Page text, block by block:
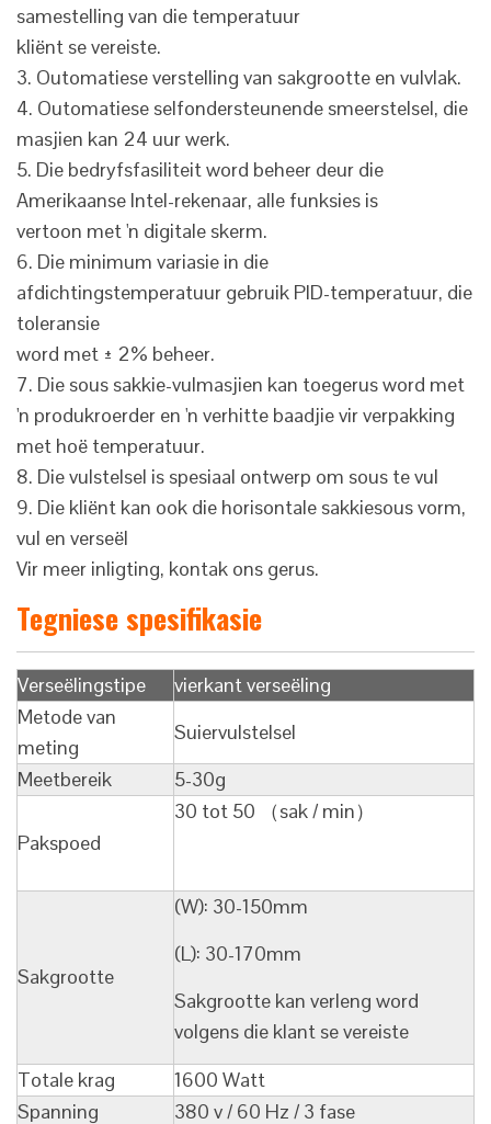
samestelling van die temperatuur
kliënt se vereiste.
3. Outomatiese verstelling van sakgrootte en vulvlak.
4. Outomatiese selfondersteunende smeerstelsel, die
masjien kan 24 uur werk.
5. Die bedryfsfasiliteit word beheer deur die
Amerikaanse Intel-rekenaar, alle funksies is
vertoon met 'n digitale skerm.
6. Die minimum variasie in die
afdichtingstemperatuur gebruik PID-temperatuur, die
toleransie
word met ± 2% beheer.
7. Die sous sakkie-vulmasjien kan toegerus word met
'n produkroerder en 'n verhitte baadjie vir verpakking
met hoë temperatuur.
8. Die vulstelsel is spesiaal ontwerp om sous te vul
9. Die kliënt kan ook die horisontale sakkiesous vorm,
vul en verseël
Vir meer inligting, kontak ons gerus.
Tegniese spesifikasie
Verseëlingstipe
vierkant verseëling
Metode van
meting
Suiervulstelsel
Meetbereik
5-30g
Pakspoed
30 tot 50 （sak / min）
Sakgrootte
(W): 30-150mm
(L): 30-170mm
Sakgrootte kan verleng word
volgens die klant se vereiste
Totale krag
1600 Watt
Spanning
380 v / 60 Hz / 3 fase